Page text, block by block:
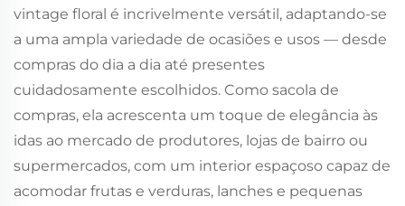
vintage floral é incrivelmente versátil, adaptando-se
a uma ampla variedade de ocasiões e usos — desde
compras do dia a dia até presentes
cuidadosamente escolhidos. Como sacola de
compras, ela acrescenta um toque de elegância às
idas ao mercado de produtores, lojas de bairro ou
supermercados, com um interior espaçoso capaz de
acomodar frutas e verduras, lanches e pequenas